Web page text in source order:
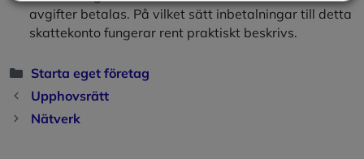
avgifter betalas. På vilket sätt inbetalningar till detta
skattekonto fungerar rent praktiskt beskrivs.
Kategorier
Starta eget företag
Upphovsrätt
Nätverk